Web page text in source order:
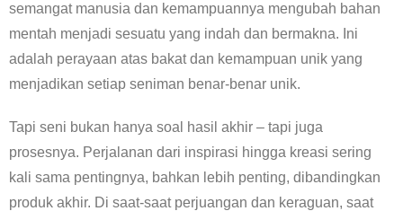
semangat manusia dan kemampuannya mengubah bahan
mentah menjadi sesuatu yang indah dan bermakna. Ini
adalah perayaan atas bakat dan kemampuan unik yang
menjadikan setiap seniman benar-benar unik.
Tapi seni bukan hanya soal hasil akhir – tapi juga
prosesnya. Perjalanan dari inspirasi hingga kreasi sering
kali sama pentingnya, bahkan lebih penting, dibandingkan
produk akhir. Di saat-saat perjuangan dan keraguan, saat